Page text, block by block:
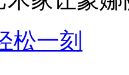
旅客滞留
松一刻